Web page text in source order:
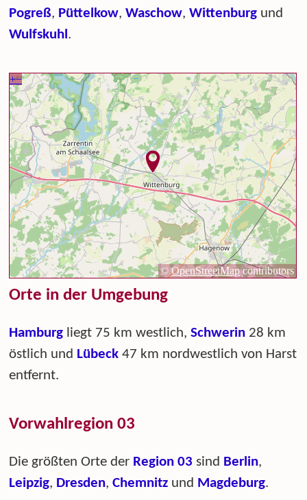
Pogreß, Püttelkow,Waschow,Wittenburg und
Wulfskuhl .
Orte in der Umgebung
Hamburg liegt 75 km westlich,Schwerin 28 km
östlich und Lübeck 47 km nordwestlich von Harst
entfernt.
Vorwahlregion 03
Die größten Orte der Region 03 sind Berlin,
Leipzig, Dresden,Chemnitz und Magdeburg.